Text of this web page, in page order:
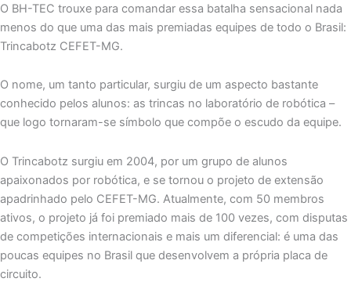
O BH-TEC trouxe para comandar essa batalha sensacional nada
menos do que uma das mais premiadas equipes de todo o Brasil:
Trincabotz CEFET-MG.
O nome, um tanto particular, surgiu de um aspecto bastante
conhecido pelos alunos: as trincas no laboratório de robótica –
que logo tornaram-se símbolo que compõe o escudo da equipe.
O Trincabotz surgiu em 2004, por um grupo de alunos
apaixonados por robótica, e se tornou o projeto de extensão
apadrinhado pelo CEFET-MG. Atualmente, com 50 membros
ativos, o projeto já foi premiado mais de 100 vezes, com disputas
de competições internacionais e mais um diferencial: é uma das
poucas equipes no Brasil que desenvolvem a própria placa de
circuito.